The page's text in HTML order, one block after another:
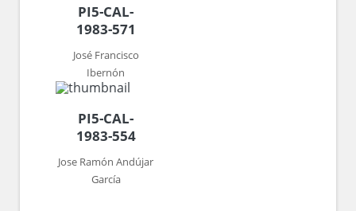
PI5-CAL-
1983-571
José Francisco
Ibernón
PI5-CAL-
1983-554
Jose Ramón Andújar
García